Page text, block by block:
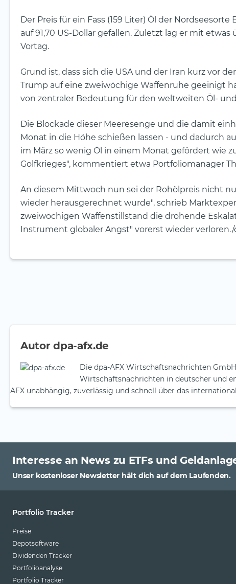
Der Preis für ein Fass (159 Liter) Öl der
auf 91,70 US-Dollar gefallen. Zuletzt lag er mit
Vortag.
Grund ist, dass sich die USA und der Iran kurz vor
Trump auf eine zweiwöchige Waffenruhe geeinigt
von zentraler Bedeutung für den weltweiten Öl-
Die Blockade dieser Meeresenge und die damit
Monat in die Höhe schießen lassen - und dadurch
im März so wenig Öl in einem Monat gefördert wie
Golfkrieges", kommentiert etwa Portfoliomanager
An diesem Mittwoch nun sei der Rohölpreis nicht
wieder herausgerechnet wurde", schrieb
zweiwöchigen Waffenstillstand die drohende
Instrument globaler Angst" vorerst wieder
Autor dpa-afx.de
Die dpa-AFX Wirtschaftsnachrichten
Wirtschaftsnachrichten in deutscher und
AFX unabhängig, zuverlässig und schnell über das
Interesse an News zu ETFs und
Unser kostenloser Newsletter hält dich auf dem Laufenden.
Portfolio Tracker
Preise
Depotsoftware
Dividenden Tracker
Portfolioanalyse
Portfolio Tracker